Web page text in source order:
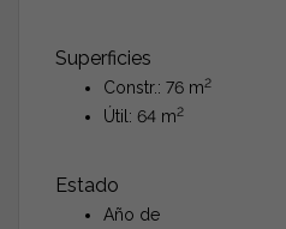
Superficies
Constr.: 76 m2
Útil: 64 m2
Estado
Año de